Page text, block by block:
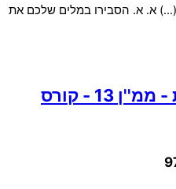
א. א. הסבירו במלים שלכם את
מבוא ללימודי תקשורת - ממ''ן 13 - קורס